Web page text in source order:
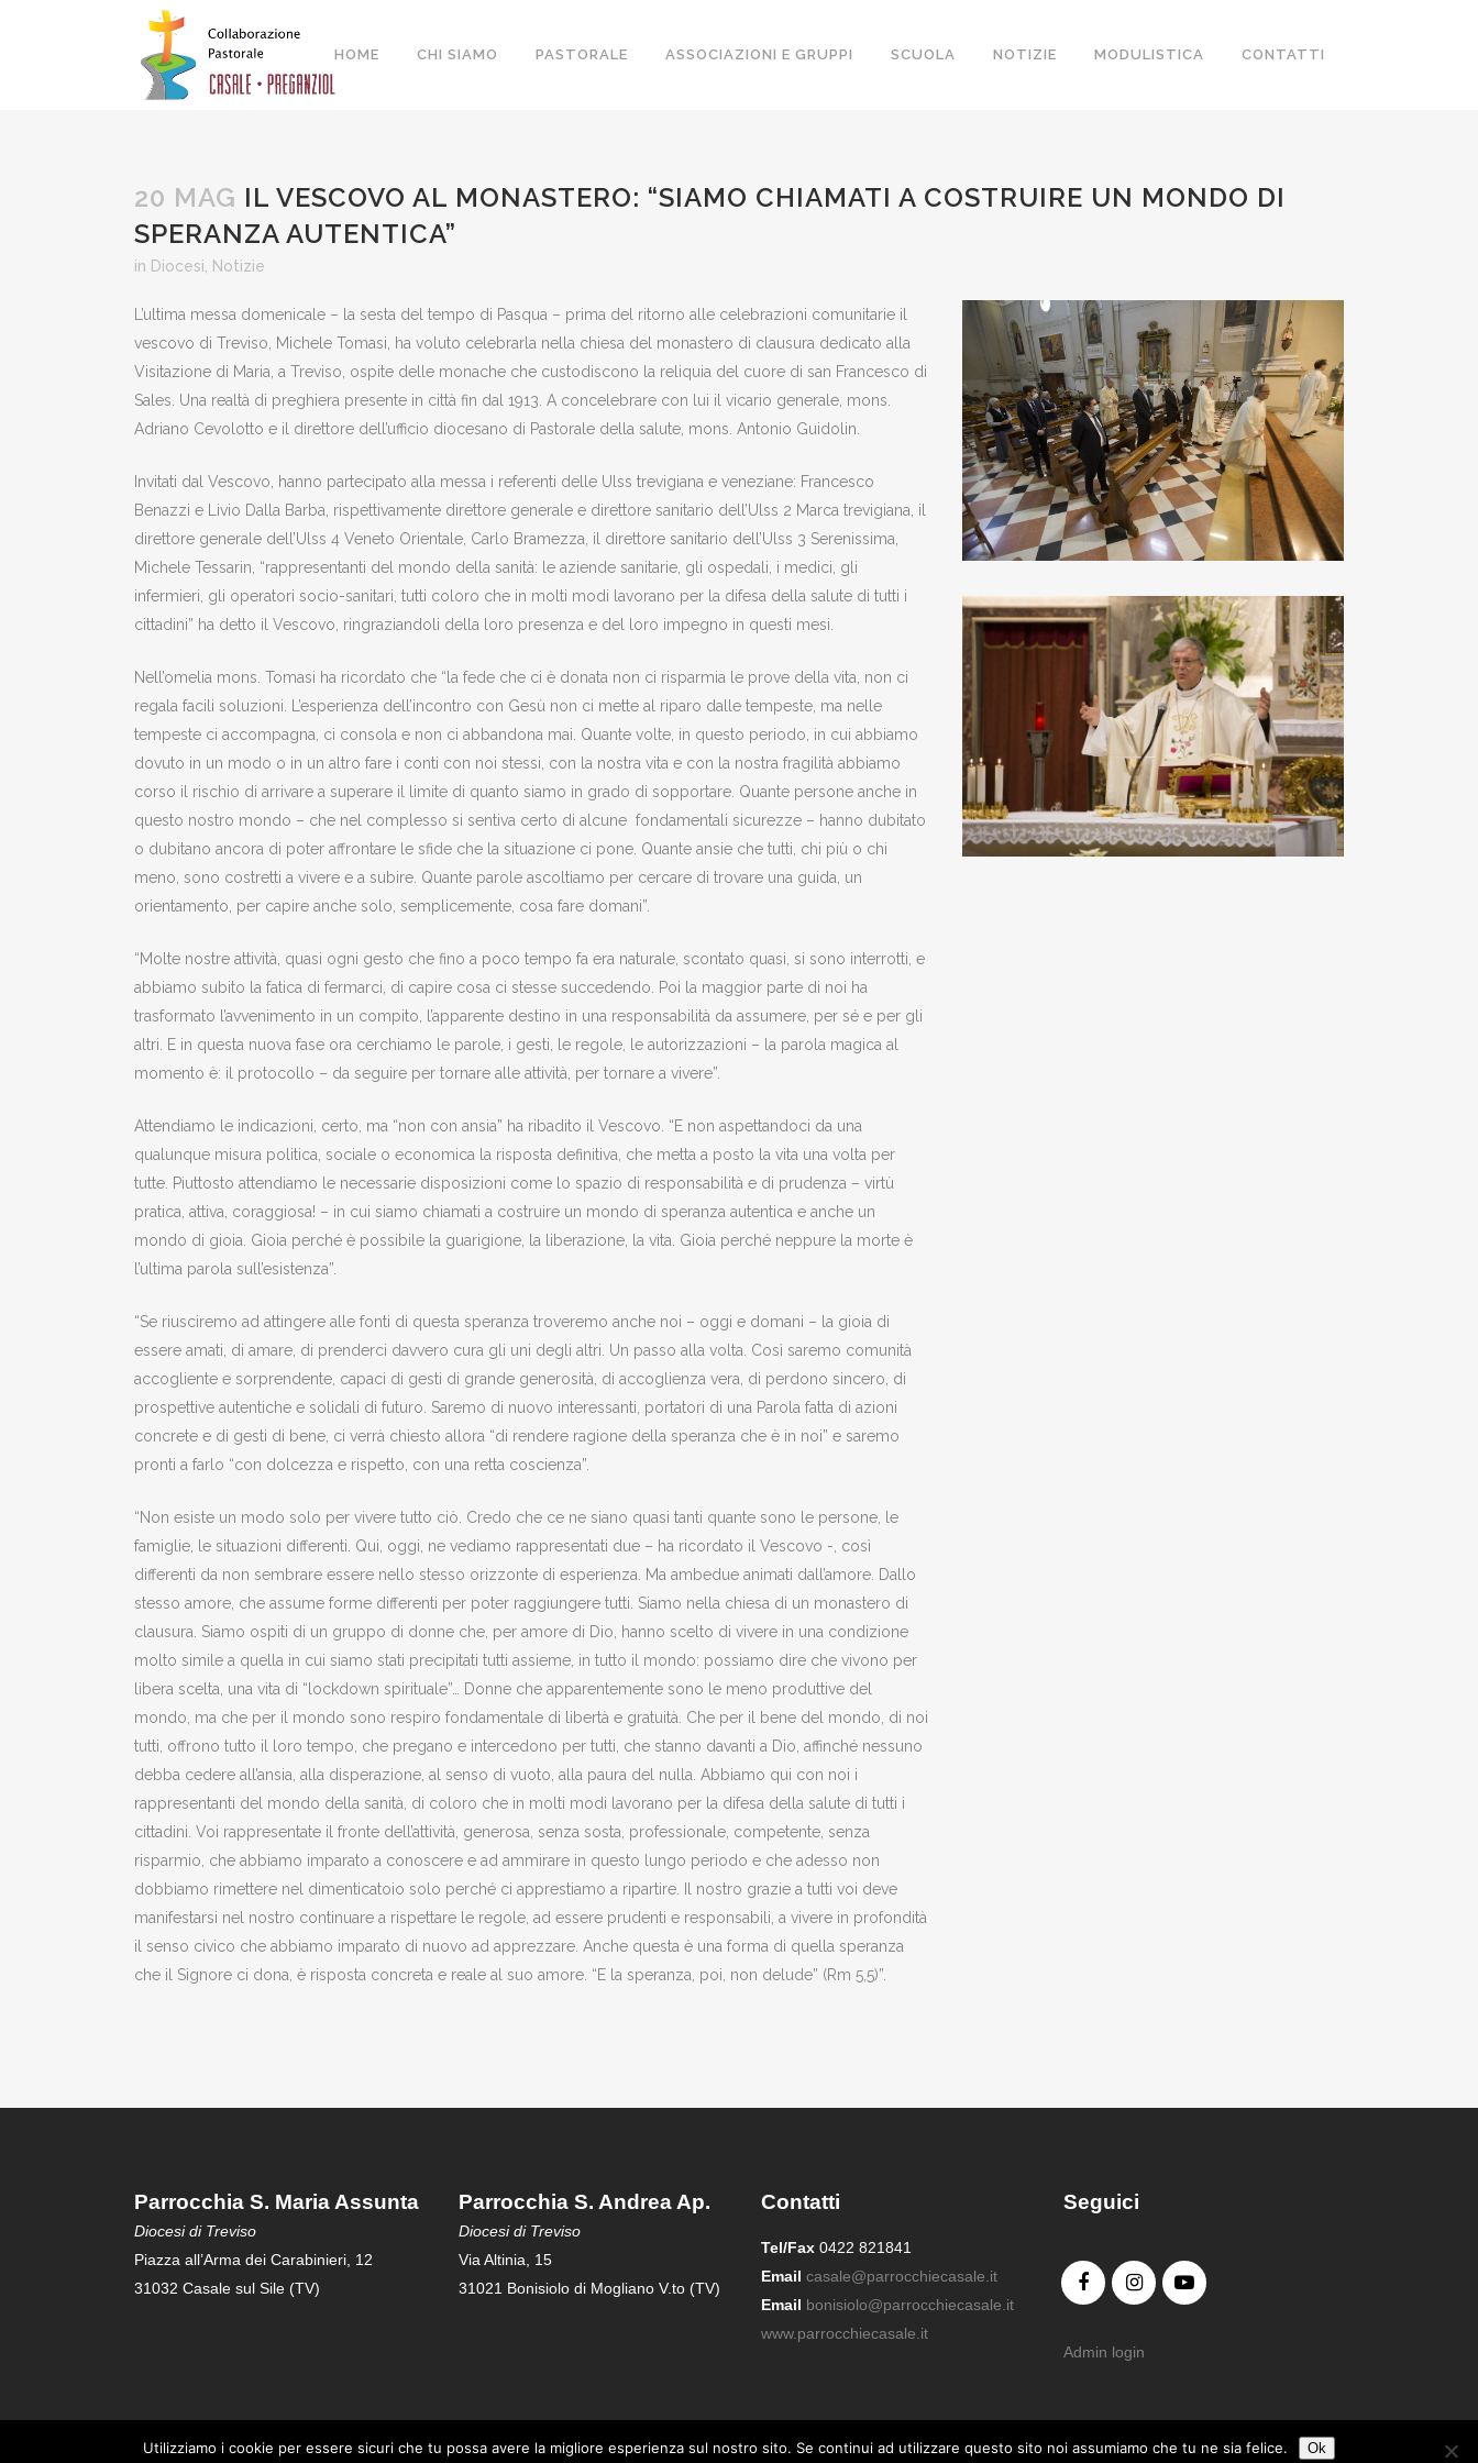
HOME CHI SIAMO PASTORALE ASSOCIAZIONI E GRUPPI SCUOLA NOTIZIE MODULISTICA CONTATTI
20 MAG IL VESCOVO AL MONASTERO: “SIAMO CHIAMATI A COSTRUIRE UN MONDO DI
SPERANZA AUTENTICA”
in Diocesi Notizie
L’ultima messa domenicale – la sesta del tempo di Pasqua – prima del ritorno alle celebrazioni comunitarie il
vescovo di Treviso, Michele Tomasi, ha voluto celebrarla nella chiesa del monastero di clausura dedicato alla
Visitazione di Maria, a Treviso, ospite delle monache che custodiscono la reliquia del cuore di san Francesco di
Sales. Una realtà di preghiera presente in città fin dal 1913. A concelebrare con lui il vicario generale, mons.
Adriano Cevolotto e il direttore dell’ufficio diocesano di Pastorale della salute, mons. Antonio Guidolin.
Invitati dal Vescovo, hanno partecipato alla messa i referenti delle Ulss trevigiana e veneziane: Francesco
Benazzi e Livio Dalla Barba, rispettivamente direttore generale e direttore sanitario dell’Ulss 2 Marca trevigiana, il
direttore generale dell’Ulss 4 Veneto Orientale, Carlo Bramezza, il direttore sanitario dell’Ulss 3 Serenissima,
Michele Tessarin, “rappresentanti del mondo della sanità: le aziende sanitarie, gli ospedali, i medici, gli
infermieri, gli operatori socio-sanitari, tutti coloro che in molti modi lavorano per la difesa della salute di tutti i
cittadini” ha detto il Vescovo, ringraziandoli della loro presenza e del loro impegno in questi mesi.
Nell’omelia mons. Tomasi ha ricordato che “la fede che ci è donata non ci risparmia le prove della vita, non ci
regala facili soluzioni. L’esperienza dell’incontro con Gesù non ci mette al riparo dalle tempeste, ma nelle
tempeste ci accompagna, ci consola e non ci abbandona mai. Quante volte, in questo periodo, in cui abbiamo
dovuto in un modo o in un altro fare i conti con noi stessi, con la nostra vita e con la nostra fragilità abbiamo
corso il rischio di arrivare a superare il limite di quanto siamo in grado di sopportare. Quante persone anche in
questo nostro mondo – che nel complesso si sentiva certo di alcune fondamentali sicurezze – hanno dubitato
o dubitano ancora di poter affrontare le sfide che la situazione ci pone. Quante ansie che tutti, chi più o chi
meno, sono costretti a vivere e a subire. Quante parole ascoltiamo per cercare di trovare una guida, un
orientamento, per capire anche solo, semplicemente, cosa fare domani”.
“Molte nostre attività, quasi ogni gesto che fino a poco tempo fa era naturale, scontato quasi, si sono interrotti, e
abbiamo subito la fatica di fermarci, di capire cosa ci stesse succedendo. Poi la maggior parte di noi ha
trasformato l’avvenimento in un compito, l’apparente destino in una responsabilità da assumere, per sé e per gli
altri. E in questa nuova fase ora cerchiamo le parole, i gesti, le regole, le autorizzazioni – la parola magica al
momento è: il protocollo – da seguire per tornare alle attività, per tornare a vivere”.
Attendiamo le indicazioni, certo, ma “non con ansia” ha ribadito il Vescovo. “E non aspettandoci da una
qualunque misura politica, sociale o economica la risposta definitiva, che metta a posto la vita una volta per
tutte. Piuttosto attendiamo le necessarie disposizioni come lo spazio di responsabilità e di prudenza – virtù
pratica, attiva, coraggiosa! – in cui siamo chiamati a costruire un mondo di speranza autentica e anche un
mondo di gioia. Gioia perché è possibile la guarigione, la liberazione, la vita. Gioia perché neppure la morte è
l’ultima parola sull’esistenza”.
“Se riusciremo ad attingere alle fonti di questa speranza troveremo anche noi – oggi e domani – la gioia di
essere amati, di amare, di prenderci davvero cura gli uni degli altri. Un passo alla volta. Così saremo comunità
accogliente e sorprendente, capaci di gesti di grande generosità, di accoglienza vera, di perdono sincero, di
prospettive autentiche e solidali di futuro. Saremo di nuovo interessanti, portatori di una Parola fatta di azioni
concrete e di gesti di bene, ci verrà chiesto allora “di rendere ragione della speranza che è in noi” e saremo
pronti a farlo “con dolcezza e rispetto, con una retta coscienza”.
“Non esiste un modo solo per vivere tutto ciò. Credo che ce ne siano quasi tanti quante sono le persone, le
famiglie, le situazioni differenti. Qui, oggi, ne vediamo rappresentati due – ha ricordato il Vescovo -, così
differenti da non sembrare essere nello stesso orizzonte di esperienza. Ma ambedue animati dall’amore. Dallo
stesso amore, che assume forme differenti per poter raggiungere tutti. Siamo nella chiesa di un monastero di
clausura. Siamo ospiti di un gruppo di donne che, per amore di Dio, hanno scelto di vivere in una condizione
molto simile a quella in cui siamo stati precipitati tutti assieme, in tutto il mondo: possiamo dire che vivono per
libera scelta, una vita di “lockdown spirituale”… Donne che apparentemente sono le meno produttive del
mondo, ma che per il mondo sono respiro fondamentale di libertà e gratuità. Che per il bene del mondo, di noi
tutti, offrono tutto il loro tempo, che pregano e intercedono per tutti, che stanno davanti a Dio, affinché nessuno
debba cedere all’ansia, alla disperazione, al senso di vuoto, alla paura del nulla. Abbiamo qui con noi i
rappresentanti del mondo della sanità, di coloro che in molti modi lavorano per la difesa della salute di tutti i
cittadini. Voi rappresentate il fronte dell’attività, generosa, senza sosta, professionale, competente, senza
risparmio, che abbiamo imparato a conoscere e ad ammirare in questo lungo periodo e che adesso non
dobbiamo rimettere nel dimenticatoio solo perché ci apprestiamo a ripartire. Il nostro grazie a tutti voi deve
manifestarsi nel nostro continuare a rispettare le regole, ad essere prudenti e responsabili, a vivere in profondità
il senso civico che abbiamo imparato di nuovo ad apprezzare. Anche questa è una forma di quella speranza
che il Signore ci dona, è risposta concreta e reale al suo amore. “E la speranza, poi, non delude” (Rm 5,5)”.
Parrocchia S. Maria Assunta
Diocesi di Treviso
Piazza all’Arma dei Carabinieri, 12
31032 Casale sul Sile (TV)
Parrocchia S. Andrea Ap.
Diocesi di Treviso
Via Altinia, 15
31021 Bonisiolo di Mogliano V.to (TV)
Contatti
Tel/Fax 0422 821841
Email casale@parrocchiecasale.it
Email bonisiolo@parrocchiecasale.it
www.parrocchiecasale.it
Seguici
Admin login
Copyright© 2019-2025 Parrocchia S. Maria Assunta - Casale sul Sile | Parrocchia S. Andrea Apostolo - Bonisiolo. Tutti i diritti riservati.
Utilizziamo i cookie per essere sicuri che tu possa avere la migliore esperienza sul nostro sito. Se continui ad utilizzare questo sito noi assumiamo che tu ne sia felice. Ok